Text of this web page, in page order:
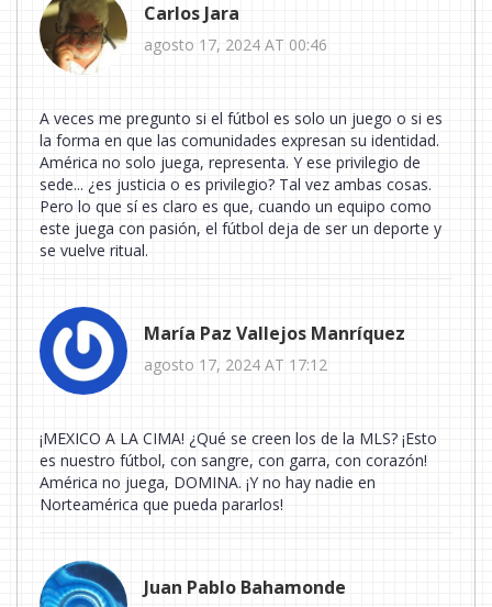
Carlos Jara
agosto 17, 2024 AT 00:46
A veces me pregunto si el fútbol es solo un juego o si es
la forma en que las comunidades expresan su identidad.
América no solo juega, representa. Y ese privilegio de
sede... ¿es justicia o es privilegio? Tal vez ambas cosas.
Pero lo que sí es claro es que, cuando un equipo como
este juega con pasión, el fútbol deja de ser un deporte y
se vuelve ritual.
María Paz Vallejos Manríquez
agosto 17, 2024 AT 17:12
¡MEXICO A LA CIMA! ¿Qué se creen los de la MLS? ¡Esto
es nuestro fútbol, con sangre, con garra, con corazón!
América no juega, DOMINA. ¡Y no hay nadie en
Norteamérica que pueda pararlos!
Juan Pablo Bahamonde